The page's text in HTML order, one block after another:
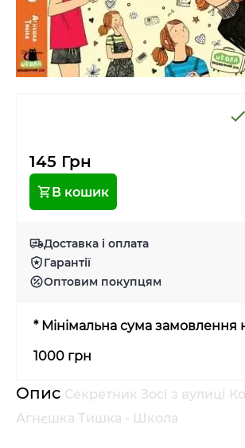
145 Грн
В кошик
Доставка і оплата
Гарантії
Оптовим покупцям
* Мінімальна сума замовлення
1000 грн
Опис Секретник Зосі з вулиці
Агнєшка Тишка - Школа